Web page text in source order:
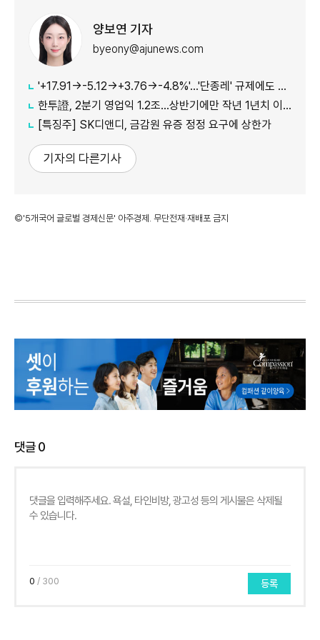
양보연 기자
byeony@ajunews.com
'+17.91→-5.12→+3.76→-4.8%'…'단종레' 규제에도 여전히 롤러코스터 타는 코스피
한투證, 2분기 영업익 1.2조…상반기에만 작년 1년치 이익만큼 벌었다
[특징주] SK디앤디, 금감원 유증 정정 요구에 상한가
기자의 다른기사
©'5개국어 글로벌 경제신문' 아주경제. 무단전재·재배포 금지
댓글0
0 / 300 등록